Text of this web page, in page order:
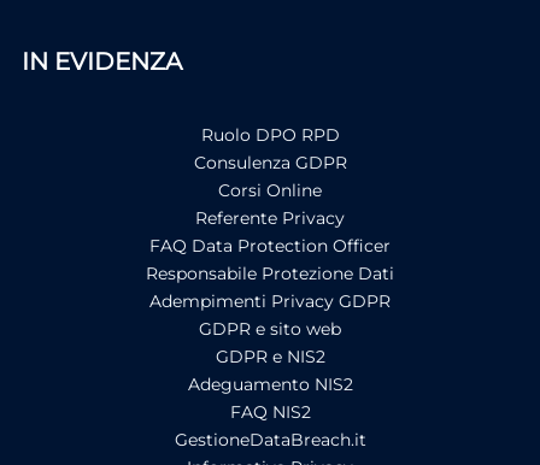
IN EVIDENZA
Ruolo DPO RPD
Consulenza GDPR
Corsi Online
Referente Privacy
FAQ Data Protection Officer
Responsabile Protezione Dati
Adempimenti Privacy GDPR
GDPR e sito web
GDPR e NIS2
Adeguamento NIS2
FAQ NIS2
GestioneDataBreach.it